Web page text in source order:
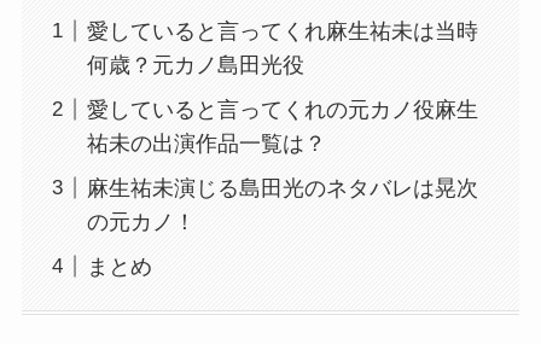
愛していると言ってくれ麻生祐未は当時
何歳？元カノ島田光役
愛していると言ってくれの元カノ役麻生
祐未の出演作品一覧は？
麻生祐未演じる島田光のネタバレは晃次
の元カノ！
まとめ